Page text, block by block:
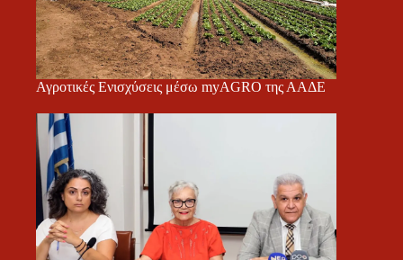
Αγροτικές Ενισχύσεις μέσω myAGRO της ΑΑΔΕ